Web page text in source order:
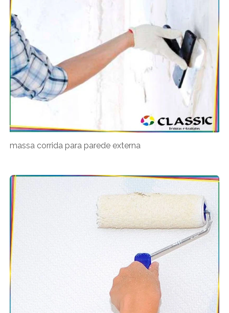
massa corrida para parede externa